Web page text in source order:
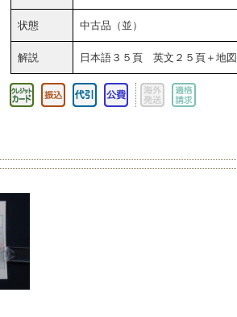
状態 中古品（並）
解説 日本語３５頁 英文２５頁＋地図